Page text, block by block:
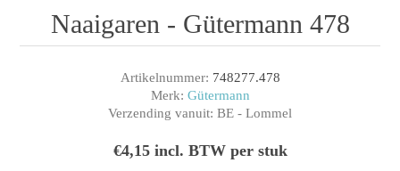
Naaigaren - Gütermann 478
Artikelnummer: 748277.478
Merk: Gütermann
Verzending vanuit: BE - Lommel
€4,15 incl. BTW per stuk